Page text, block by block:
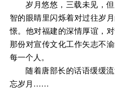
岁月悠悠，三载未见，
智的眼睛里闪烁着对过往岁
憬。他对福建的深情厚谊，
那份对宣传文化工作矢志不
每一个人。
随着唐部长的话语缓缓
忘岁月 ……